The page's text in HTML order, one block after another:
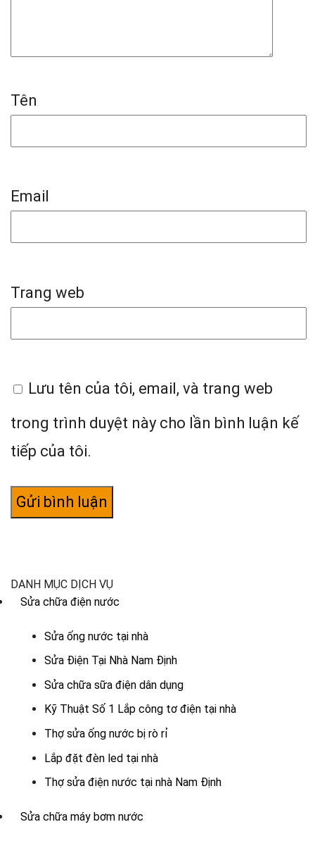
Tên
Email
Trang web
Lưu tên của tôi, email, và trang web
trong trình duyệt này cho lần bình luận kế
tiếp của tôi.
DANH MỤC DỊCH VỤ
Sửa chữa điện nước
Sửa ống nước tại nhà
Sửa Điện Tại Nhà Nam Định
Sửa chữa sữa điện dân dụng
Kỹ Thuật Số 1 Lắp công tơ điện tại nhà
Thợ sửa ống nước bị rò rỉ
Lắp đặt đèn led tại nhà
Thợ sửa điện nước tại nhà Nam Định
Sửa chữa máy bơm nước